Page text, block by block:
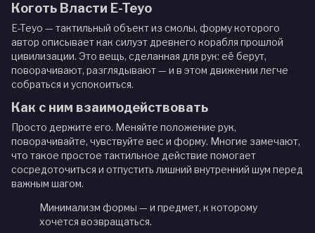
Коготь Власти E-Teyo
E-Teyo — тактильный объект из смолы, форму которого
автор описывает как силуэт древнего корабля прошлой
цивилизации. Это вещь, сделанная для рук: её берут,
поворачивают, разглядывают — и в этом движении легче
собраться и успокоиться.
Как с ним взаимодействовать
Просто держите его. Меняйте положение рук,
поворачивайте, чувствуйте вес и форму. Многие замечают,
что такое простое тактильное действие помогает
сосредоточиться и отпустить лишний внутренний шум перед
важным шагом.
Минимализм формы — и предмет, к которому
хочется возвращаться.